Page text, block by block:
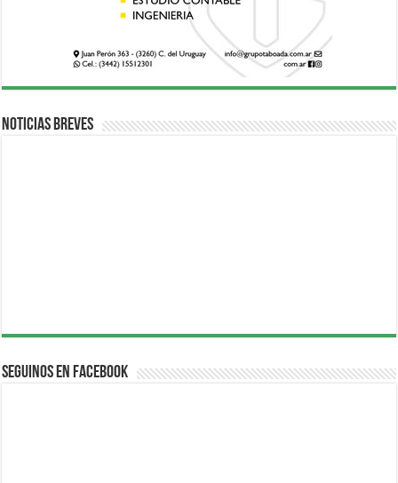
Noticias breves
Seguinos en Facebook